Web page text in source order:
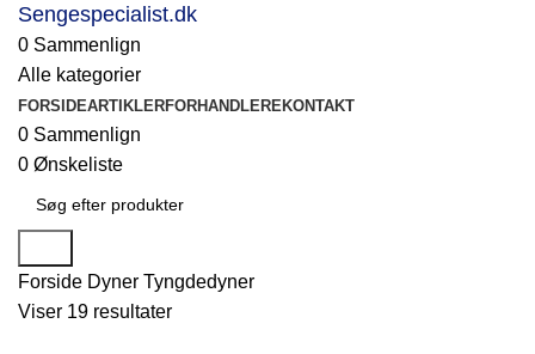
Sengespecialist.dk
0 Sammenlign
Alle kategorier
FORSIDEARTIKLERFORHANDLEREKONTAKT
0 Sammenlign
0 Ønskeliste
Forside Dyner Tyngdedyner
Viser 19 resultater